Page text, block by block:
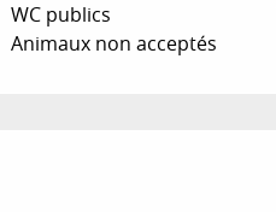
WC publics
Animaux non acceptés